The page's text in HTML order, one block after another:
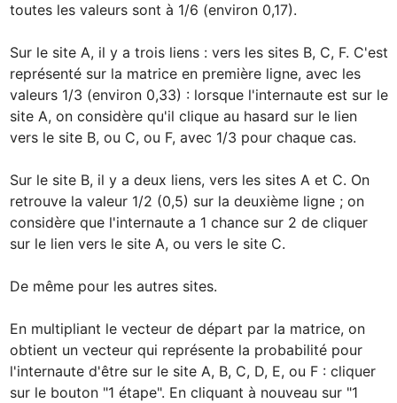
toutes les valeurs sont à 1/6 (environ 0,17).
Sur le site A, il y a trois liens : vers les sites B, C, F. C'est
représenté sur la matrice en première ligne, avec les
valeurs 1/3 (environ 0,33) : lorsque l'internaute est sur le
site A, on considère qu'il clique au hasard sur le lien
vers le site B, ou C, ou F, avec 1/3 pour chaque cas.
Sur le site B, il y a deux liens, vers les sites A et C. On
retrouve la valeur 1/2 (0,5) sur la deuxième ligne ; on
considère que l'internaute a 1 chance sur 2 de cliquer
sur le lien vers le site A, ou vers le site C.
De même pour les autres sites.
En multipliant le vecteur de départ par la matrice, on
obtient un vecteur qui représente la probabilité pour
l'internaute d'être sur le site A, B, C, D, E, ou F : cliquer
sur le bouton "1 étape". En cliquant à nouveau sur "1